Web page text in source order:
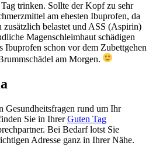
trinken. Sollte der Kopf zu sehr
am ehesten Ibuprofen, da
zusätzlich belastet und ASS (Aspirin)
Magenschleimhaut schädigen
Ibuprofen schon vor dem Zubettgehen
am Morgen.
Gesundheitsfragen rund um Ihr
Sie in IhrerGuten Tag
Bei Bedarf lotst Sie
Adresse ganz in Ihrer Nähe.